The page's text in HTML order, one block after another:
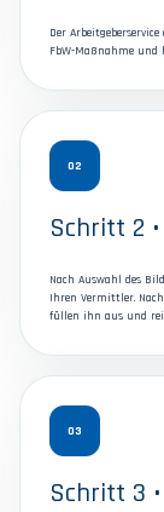
Der
FbW-Maßnahme und
02
Schritt 2
Nach Auswahl des
Ihren Vermittler.
füllen ihn aus und
03
Schritt 3